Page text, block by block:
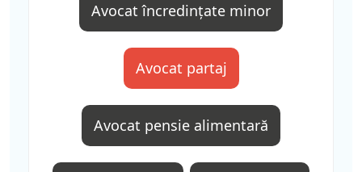
Avocat încredințate minor
Avocat partaj
Avocat pensie alimentară